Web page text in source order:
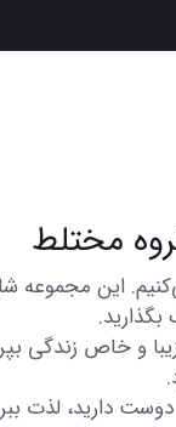
و خاص زندگی
دارید، لذت